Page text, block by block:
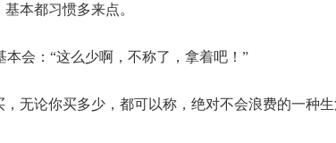
基本都习惯多来点。
会：“这么少啊，不称了，拿着吧！”
，无论你买多少，都可以称，绝对不会浪费的一种